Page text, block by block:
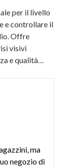
per il livello
e controllare il
Offre
visivi
e qualità
ma
negozio di